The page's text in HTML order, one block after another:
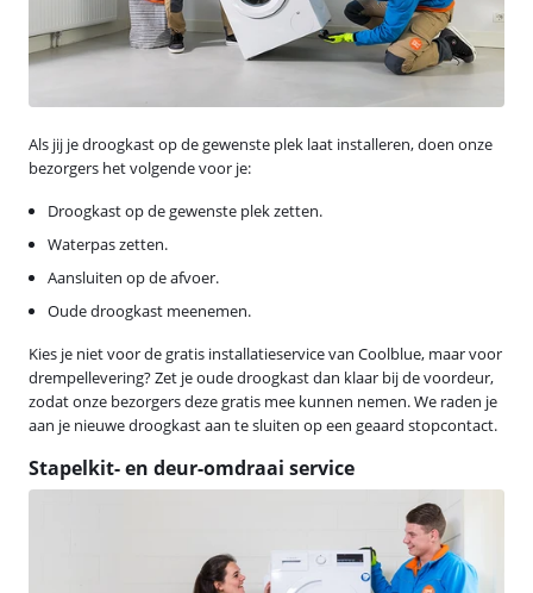
Als jij je droogkast op de gewenste plek laat installeren, doen onze
bezorgers het volgende voor je:
Droogkast op de gewenste plek zetten.
Waterpas zetten.
Aansluiten op de afvoer.
Oude droogkast meenemen.
Kies je niet voor de gratis installatieservice van Coolblue, maar voor
drempellevering? Zet je oude droogkast dan klaar bij de voordeur,
zodat onze bezorgers deze gratis mee kunnen nemen. We raden je
aan je nieuwe droogkast aan te sluiten op een geaard stopcontact.
Stapelkit- en deur-omdraai service